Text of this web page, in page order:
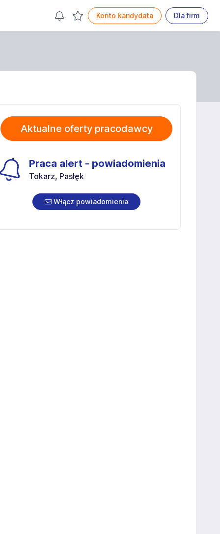
Konto kandydata Dla firm
Aktualne oferty pracodawcy
Praca alert - powiadomienia
Tokarz, Pasłęk
Włącz powiadomienia